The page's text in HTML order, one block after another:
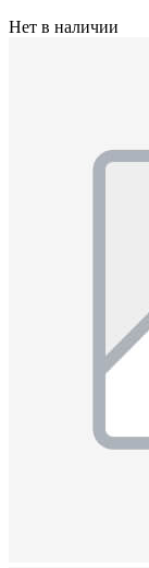
Нет в наличии